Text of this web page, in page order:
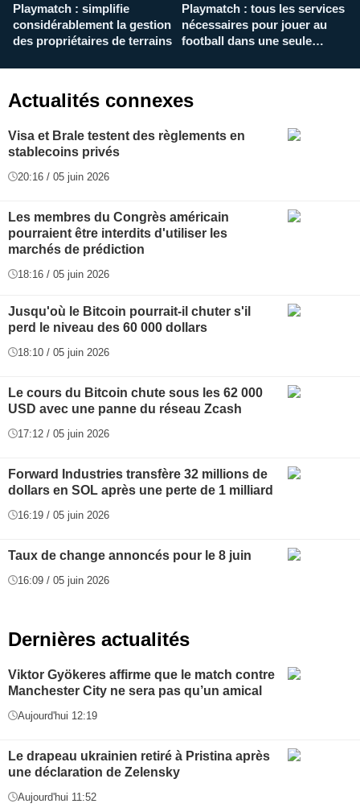
Playmatch : simplifie
considérablement la gestion
des propriétaires de terrains
Playmatch : tous les services
nécessaires pour jouer au
football dans une seule
Actualités connexes
Visa et Brale testent des règlements en
stablecoins privés
20:16 / 05 juin 2026
Les membres du Congrès américain
pourraient être interdits d'utiliser les
marchés de prédiction
18:16 / 05 juin 2026
Jusqu'où le Bitcoin pourrait-il chuter s'il
perd le niveau des 60 000 dollars
18:10 / 05 juin 2026
Le cours du Bitcoin chute sous les 62 000
USD avec une panne du réseau Zcash
17:12 / 05 juin 2026
Forward Industries transfère 32 millions de
dollars en SOL après une perte de 1 milliard
16:19 / 05 juin 2026
Taux de change annoncés pour le 8 juin
16:09 / 05 juin 2026
Dernières actualités
Viktor Gyökeres affirme que le match contre
Manchester City ne sera pas qu’un amical
Aujourd'hui 12:19
Le drapeau ukrainien retiré à Pristina après
une déclaration de Zelensky
Aujourd'hui 11:52